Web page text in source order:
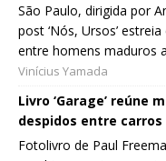
São Paulo, dirigida por
post ‘Nós, Ursos’
entre homens maduros
Vinícius Yamada
Livro ‘Garage’ reúne
despidos entre
Fotolivro de Paul